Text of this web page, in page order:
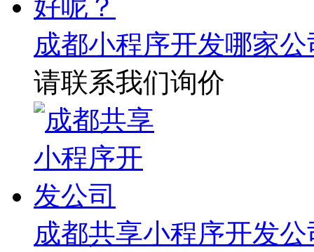
成都小程序开发哪家
请联系我们询价
成都共享小程序开发公